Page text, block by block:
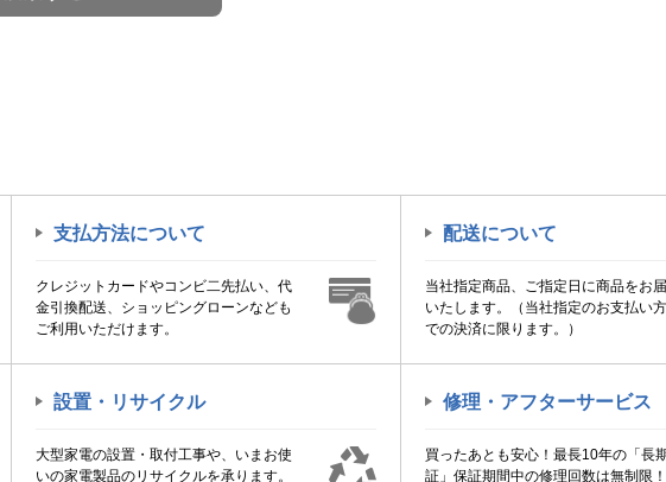
支払方法について
クレジットカードやコンビ二先払い、代
金引換配送、ショッピングローンなども
ご利用いただけます。
配送について
当社指定商品、ご指定日に商品をお
いたします。（当社指定のお支払い
での決済に限ります。）
設置・リサイクル
大型家電の設置・取付工事や、いまお使
いの家電製品のリサイクルを承ります。
修理・アフターサービス
買ったあとも安心！最長10年の「長
証」保証期間中の修理回数は無制限！